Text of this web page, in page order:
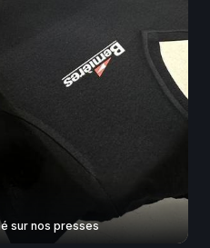
sur nos presses